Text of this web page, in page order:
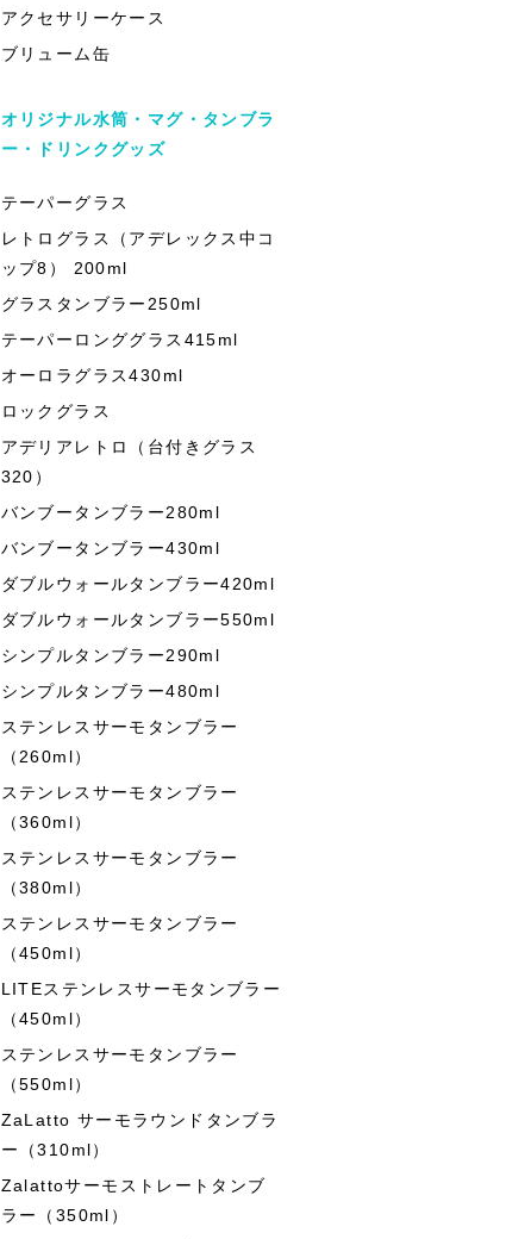
アクセサリーケース
ブリューム缶
オリジナル水筒・マグ・タンブラ
ー・ドリンクグッズ
テーパーグラス
レトログラス（アデレックス中コ
ップ8） 200ml
グラスタンブラー250ml
テーパーロンググラス415ml
オーロラグラス430ml
ロックグラス
アデリアレトロ（台付きグラス
320）
バンブータンブラー280ml
バンブータンブラー430ml
ダブルウォールタンブラー420ml
ダブルウォールタンブラー550ml
シンプルタンブラー290ml
シンプルタンブラー480ml
ステンレスサーモタンブラー
（260ml）
ステンレスサーモタンブラー
（360ml）
ステンレスサーモタンブラー
（380ml）
ステンレスサーモタンブラー
（450ml）
LITEステンレスサーモタンブラー
（450ml）
ステンレスサーモタンブラー
（550ml）
ZaLatto サーモラウンドタンブラ
ー（310ml）
Zalattoサーモストレートタンブ
ラー（350ml）